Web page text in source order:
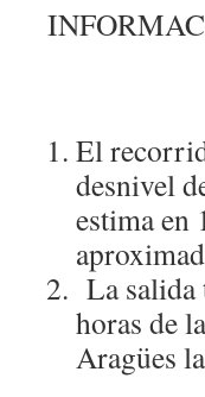
El
desnivel
estima en
La
horas de
Aragües